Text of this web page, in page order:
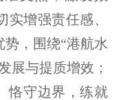
增强责任感、
，围绕“港航水
展与提质增效；
恪守边界，练就